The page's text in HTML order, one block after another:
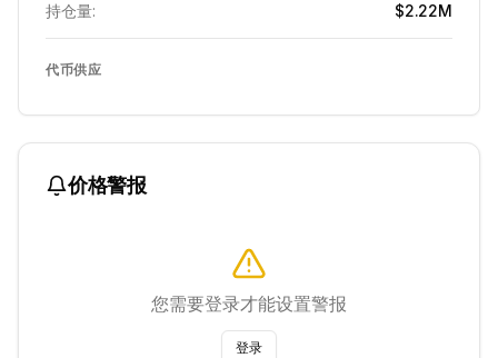
持仓量:
$2.22M
代币供应
价格警报
您需要登录才能设置警报
登录